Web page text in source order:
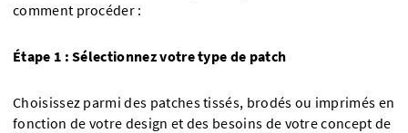
comment procéder :
Étape 1 : Sélectionnez votre type de patch
Choisissez parmi des patches tissés, brodés ou imprimés en
fonction de votre design et des besoins de votre concept de